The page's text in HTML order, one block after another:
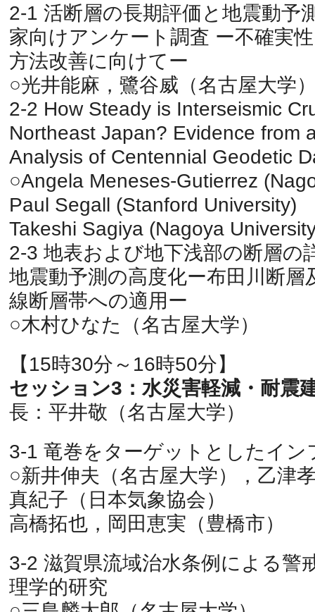
2-1 活断層の長期評価と地震動予
家向けアンケート調査 ー不確実
方法改善に向けてー
○光井能麻，鷺谷威（名古屋大学
2-2 How Steady is Interseismic
Northeast Japan? Evidence from
Analysis of Centennial Geodetic
○Angela Meneses-Gutierrez
Paul Segall (Stanford University)
Takeshi Sagiya (Nagoya
2-3 地表および地下浅部の断層の
地震動予測の高度化ー布田川断層
線断層帯への適用ー
○木村ひなた（名古屋大学）
【15時30分～16時50分】
セッション3：水災害軽減・耐震
長：平井敬（名古屋大学）
3-1 竜巻をターゲットとしたイン
○新井伸夫（名古屋大学），乙津
真紀子（日本気象協会）
高橋拓也，岡田恵実（豊橋市）
3-2 滋賀県流域治水条例による警
理学的研究